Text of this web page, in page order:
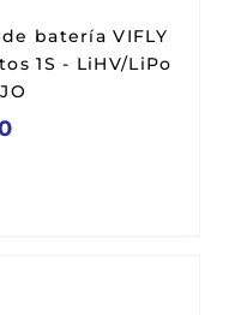
batería VIFLY
1S - LiHV/LiPo